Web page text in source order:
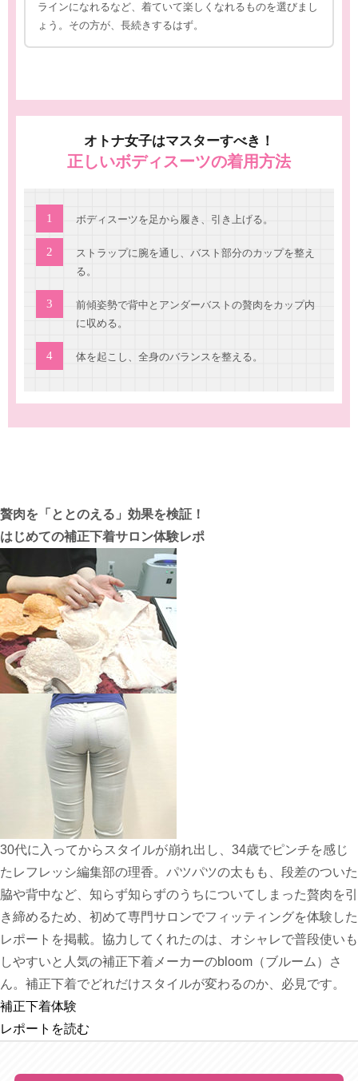
ラインになれるなど、着ていて楽しくなれるものを選びまし
ょう。その方が、長続きするはず。
オトナ女子はマスターすべき！
正しいボディスーツの着用方法
ボディスーツを足から履き、引き上げる。
ストラップに腕を通し、バスト部分のカップを整え
る。
前傾姿勢で背中とアンダーバストの贅肉をカップ内
に収める。
体を起こし、全身のバランスを整える。
贅肉を「ととのえる」効果を検証！
はじめての補正下着サロン体験レポ
30代に入ってからスタイルが崩れ出し、34歳でピンチを感じ
たレフレッシ編集部の理香。パツパツの太もも、段差のついた
脇や背中など、知らず知らずのうちについてしまった贅肉を引
き締めるため、初めて専門サロンでフィッティングを体験した
レポートを掲載。協力してくれたのは、オシャレで普段使いも
しやすいと人気の補正下着メーカーのbloom（ブルーム）さ
ん。補正下着でどれだけスタイルが変わるのか、必見です。
補正下着体験
レポートを読む